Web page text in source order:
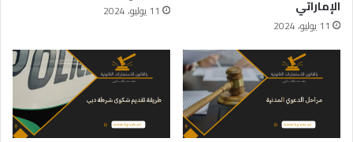
الإماراتي
11 يوليو، 2024
11 يوليو، 2024